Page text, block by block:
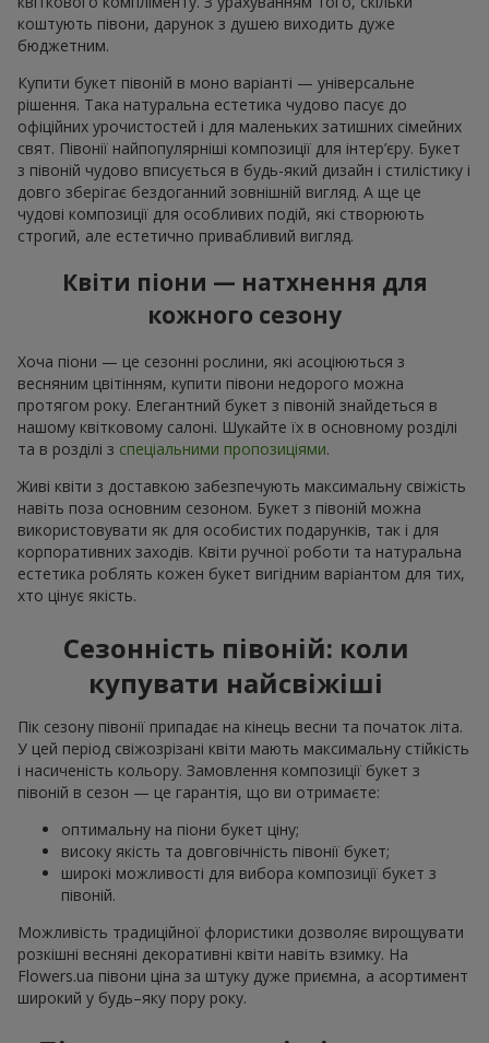
коштують півони, дарунок з душею виходить дуже
бюджетним.
Купити букет півоній в моно варіанті — універсальне
рішення. Така натуральна естетика чудово пасує до
офіційних урочистостей і для маленьких затишних сімейних
свят. Півонії найпопулярніші композиції для інтер’єру. Букет
з півоній чудово вписується в будь-який дизайн і стилістику і
довго зберігає бездоганний зовнішній вигляд. А ще це
чудові композиції для особливих подій, які створюють
строгий, але естетично привабливий вигляд.
Квіти піони — натхнення для
кожного сезону
Хоча піони — це сезонні рослини, які асоціюються з
весняним цвітінням, купити півони недорого можна
протягом року. Елегантний букет з півоній знайдеться в
нашому квітковому салоні. Шукайте їх в основному розділі
та в розділі з спеціальними пропозиціями.
Живі квіти з доставкою забезпечують максимальну свіжість
навіть поза основним сезоном. Букет з півоній можна
використовувати як для особистих подарунків, так і для
корпоративних заходів. Квіти ручної роботи та натуральна
естетика роблять кожен букет вигідним варіантом для тих,
хто цінує якість.
Сезонність півоній: коли
купувати найсвіжіші
Пік сезону півонії припадає на кінець весни та початок літа.
У цей період свіжозрізані квіти мають максимальну стійкість
і насиченість кольору. Замовлення композиції букет з
півоній в сезон — це гарантія, що ви отримаєте:
оптимальну на піони букет ціну;
високу якість та довговічність півонії букет;
широкі можливості для вибора композиції букет з
півоній.
Можливість традиційної флористики дозволяє вирощувати
розкішні весняні декоративні квіти навіть взимку. На
Flowers.ua півони ціна за штуку дуже приємна, а асортимент
широкий у будь–яку пору року.